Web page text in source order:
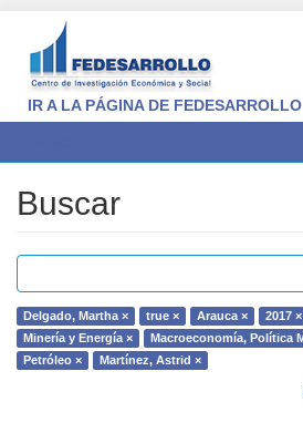
IR A LA PÁGINA DE FEDESARROLLO
Buscar
Delgado, Martha × true × Arauca × 2017 ×
Minería y Energía ×
Macroeconomía, Política
Petróleo ×
Martínez, Astrid ×